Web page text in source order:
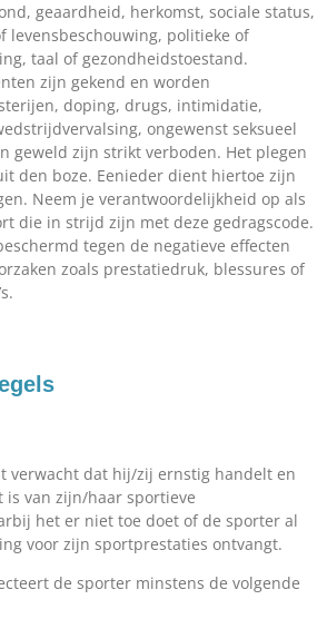
geaardheid, herkomst, sociale status,
levensbeschouwing, politieke of
taal of gezondheidstoestand.
zijn gekend en worden
doping, drugs, intimidatie,
ongewenst seksueel
geweld zijn strikt verboden. Het plegen
den boze. Eenieder dient hiertoe zijn
Neem je verantwoordelijkheid op als
die in strijd zijn met deze gedragscode.
tegen de negatieve effecten
zoals prestatiedruk, blessures of
verwacht dat hij/zij ernstig handelt en
van zijn/haar sportieve
het er niet toe doet of de sporter al
voor zijn sportprestaties ontvangt.
de sporter minstens de volgende